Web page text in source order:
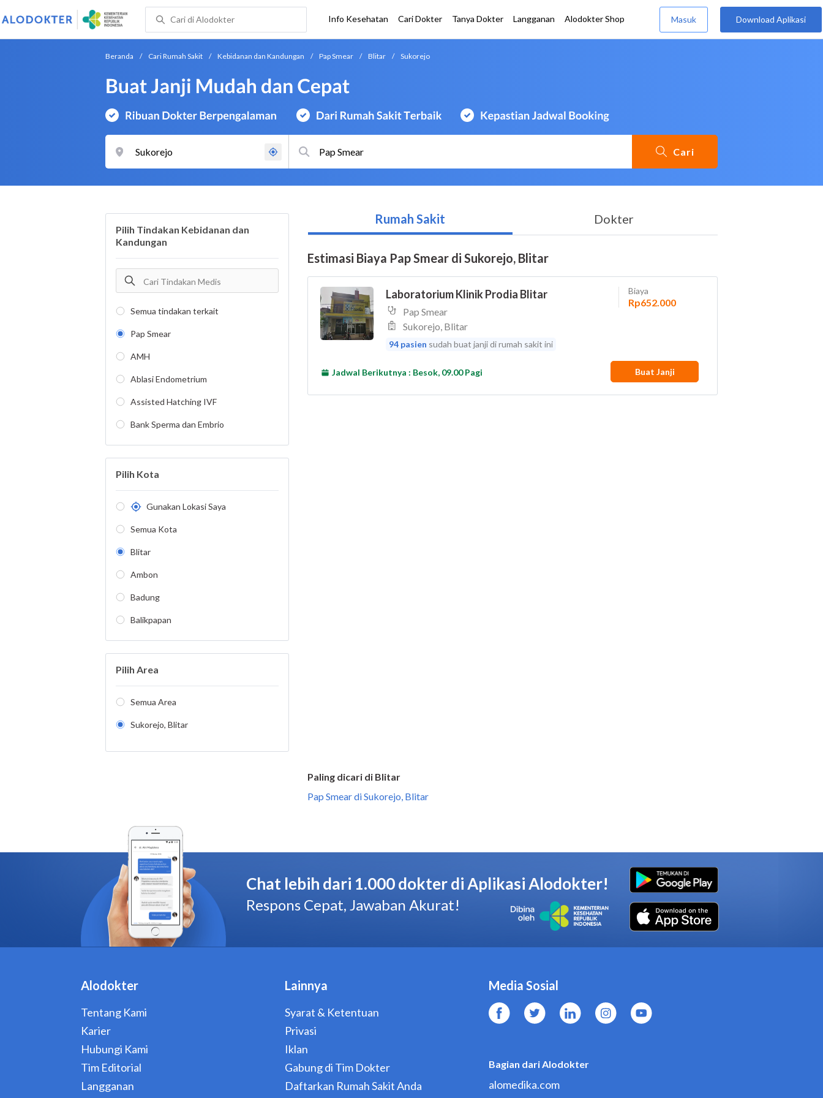
Paling dicari di Blitar
Pap Smear di Sukorejo, Blitar